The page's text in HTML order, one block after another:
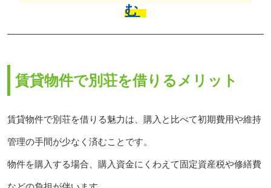
む
賃貸物件で別荘を借りるメリット
賃貸物件で別荘を借りる魅力は、購入と比べて初期費用や維持
管理の手間が少なく済むことです。
物件を購入する場合、購入資金にくわえて固定資産税や修繕費